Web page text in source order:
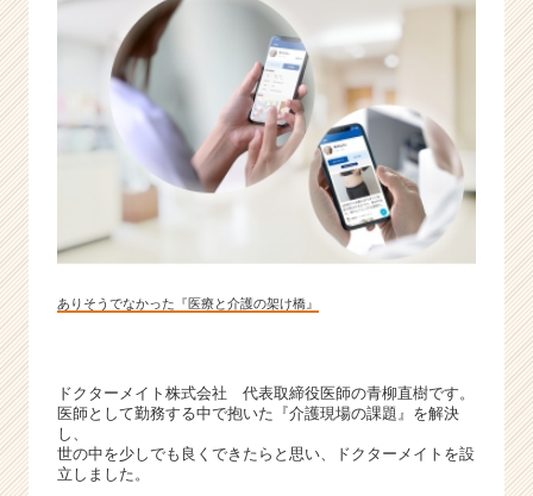
ベ
ン
チ
成
企
ら
ス
ウ
ありそうでなかった『医療と介護の架け橋』
ドクターメイト株式会社 代表取締役医師の青柳直樹です。
医師として勤務する中で抱いた『介護現場の課題』を解決
し、
世の中を少しでも良くできたらと思い、ドクターメイトを設
立しました。